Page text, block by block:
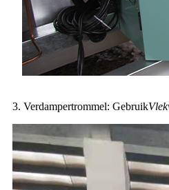
3. Verdampertrommel: Gebruik